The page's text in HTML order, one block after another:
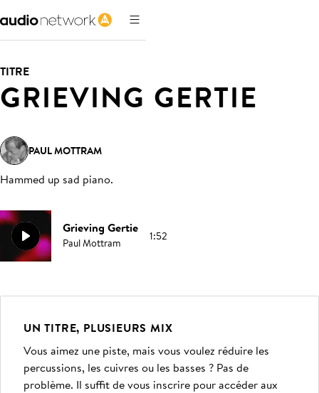
TITRE
GRIEVING GERTIE
PAUL MOTTRAM
Hammed up sad piano.
Grieving Gertie
Paul Mottram 1:52
UN TITRE, PLUSIEURS MIX
Vous aimez une piste, mais vous voulez réduire les
percussions, les cuivres ou les basses ? Pas de
problème. Il suffit de vous inscrire pour accéder aux